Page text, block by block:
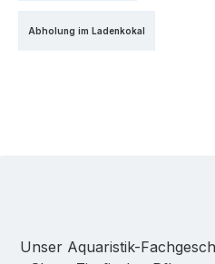
Abholung im Ladenkokal
Unser Aquaristik-